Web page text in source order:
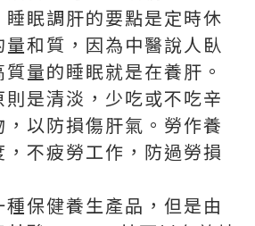
眠調肝的要點是定時休
和質，因為中醫說人臥
量的睡眠就是在養肝。
是清淡，少吃或不吃辛
以防損傷肝氣。勞作養
不疲勞工作，防過勞損
保健養生產品，但是由